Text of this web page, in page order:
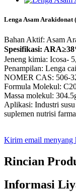
Lenga Asam Arakidonat
Bahan Aktif: Asam
Spesifikasi:
Jeneng kimia: Icosa-
Penampilan: Lenga
NOMER CAS: 506-
Formula Molekul:
Massa molekul:
Aplikasi: Industri
suplemen nutrisi
Kirim email menyang
Rincian
Informasi